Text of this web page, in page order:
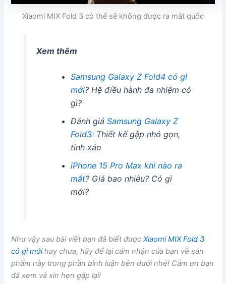
Xiaomi MIX Fold 3 có thể sẽ không được ra mắt quốc
Xem thêm
Samsung Galaxy Z Fold4 có gì
mới? Hệ điều hành đa nhiệm có
gì?
Đánh giá Samsung Galaxy Z
Fold3: Thiết kế gập nhỏ gọn,
tinh xảo
iPhone 15 Pro Max khi nào ra
mắt? Giá bao nhiêu? Có gì
mới?
Như vậy sau bài viết bạn đã biết đượcXiaomi MIX Fold 3
có gì mớihay chưa, hãy để lại cảm nhận của bạn về sản
phẩm này trong phần bình luận bên dưới nhé! Cảm ơn bạn
đã xem và xin hẹn gặp lại!